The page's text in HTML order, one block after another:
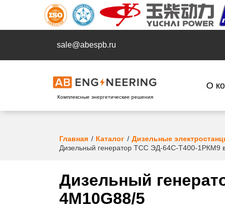
sale@abespb.ru
Комплексные энергетические решения
О
Главная Каталог Дизельные
Дизельный генератор ТСС ЭД-64C-Т400-1РКМ9
Дизельный
4M10G88/5